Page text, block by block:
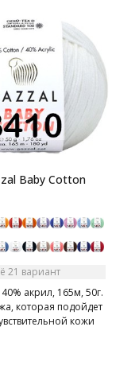
Baby Cotton
21 вариант
акрил, 165м, 50г.
которая подойдет
кожи